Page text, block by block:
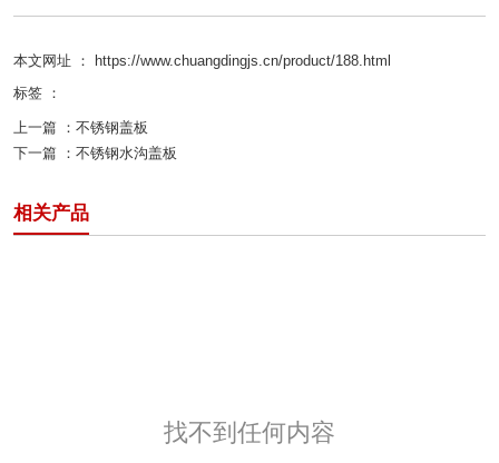
本文网址 ： https://www.chuangdingjs.cn/product/188.html
标签 ：
上一篇 ： 不锈钢盖板
下一篇 ： 不锈钢水沟盖板
相关产品
找不到任何内容